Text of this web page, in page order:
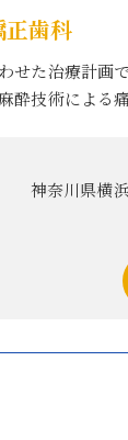
正歯科
せた治療計画
酔技術による
神奈川県横